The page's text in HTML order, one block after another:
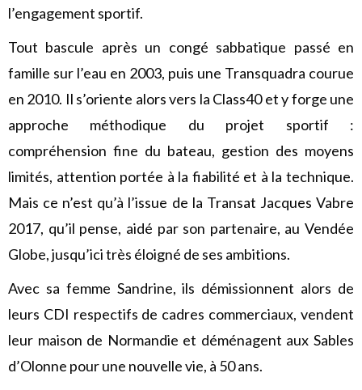
l’engagement sportif.
Tout bascule après un congé sabbatique passé en
famille sur l’eau en 2003, puis une Transquadra courue
en 2010. Il s’oriente alors vers la Class40 et y forge une
approche méthodique du projet sportif :
compréhension fine du bateau, gestion des moyens
limités, attention portée à la fiabilité et à la technique.
Mais ce n’est qu’à l’issue de la Transat Jacques Vabre
2017, qu’il pense, aidé par son partenaire, au Vendée
Globe, jusqu’ici très éloigné de ses ambitions.
Avec sa femme Sandrine, ils démissionnent alors de
leurs CDI respectifs de cadres commerciaux, vendent
leur maison de Normandie et déménagent aux Sables
d’Olonne pour une nouvelle vie, à 50 ans.